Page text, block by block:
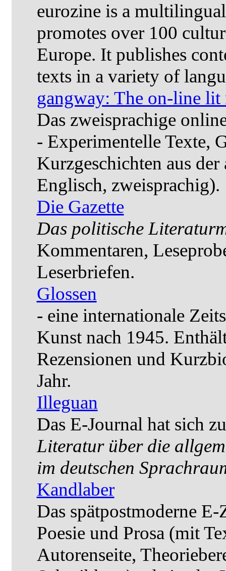
eurozine is a
promotes over 100
Europe. It publishes
texts in a variety of
gangway: The on-line lit
Das zweisprachige
- Experimentelle Texte,
Kurzgeschichten aus
Englisch, zweisprachig).
Die Gazette
Das politische
Kommentaren,
Leserbriefen.
Glossen
- eine internationale
Kunst nach 1945.
Rezensionen und
Jahr.
Illeguan
Das E-Journal hat sich
Literatur über die
im deutschen
Kandlaber
Das spätpostmoderne
Poesie und Prosa (mit
Autorenseite,